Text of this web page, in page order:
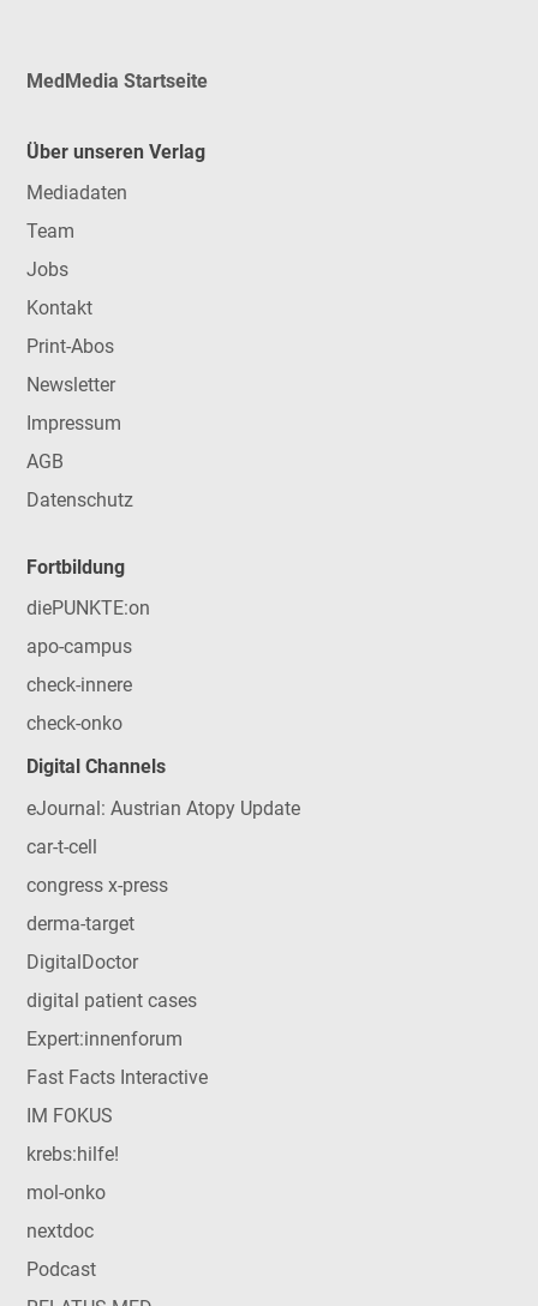
MedMedia Startseite
Über unseren Verlag
Mediadaten
Team
Jobs
Kontakt
Print-Abos
Newsletter
Impressum
AGB
Datenschutz
Fortbildung
diePUNKTE:on
apo-campus
check-innere
check-onko
Digital Channels
eJournal: Austrian Atopy Update
car-t-cell
congress x-press
derma-target
DigitalDoctor
digital patient cases
Expert:innenforum
Fast Facts Interactive
IM FOKUS
krebs:hilfe!
mol-onko
nextdoc
Podcast